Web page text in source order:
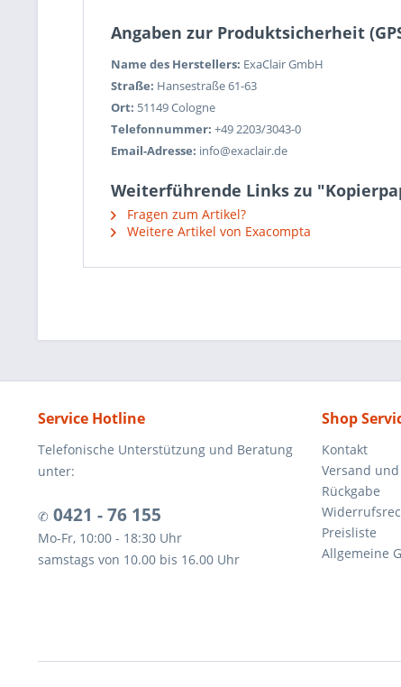
Angaben zur Produktsicherheit
Name des Herstellers: ExaClair GmbH
Straße: Hansestraße 61-63
Ort: 51149 Cologne
Telefonnummer: +49 2203/3043-0
Email-Adresse: info@exaclair.de
Weiterführende Links zu
Fragen zum Artikel?
Weitere Artikel von Exacompta
Service Hotline
Telefonische Unterstützung und Beratung
unter:
✆ 0421 - 76 155
Mo-Fr, 10:00 - 18:30 Uhr
samstags von 10.00 bis 16.00 Uhr
Shop
Kontakt
Versand
Rückgabe
Preisliste
Allgemeine